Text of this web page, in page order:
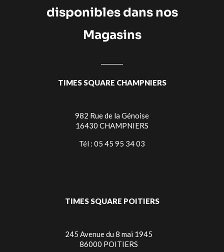
disponibles dans nos
Magasins
TIMES SQUARE CHAMPNIERS
982 Rue de la Génoise
16430 CHAMPNIERS
Tél : 05 45 95 34 03
TIMES SQUARE POITIERS
245 Avenue du 8 mai 1945
86000 POITIERS